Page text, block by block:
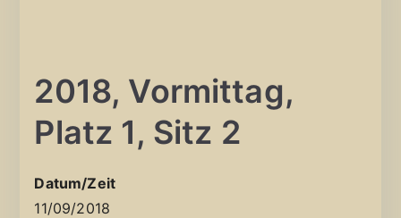
2018, Vormittag,
Platz 1, Sitz 2
Datum/Zeit
11/09/2018